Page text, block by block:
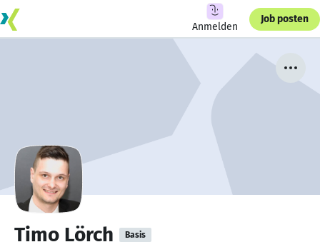
Anmelden
Job posten
Timo Lörch Basis